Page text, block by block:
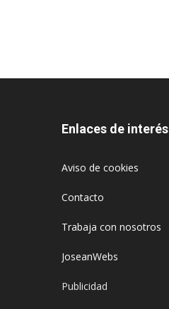
Enlaces de interés
Aviso de cookies
Contacto
Trabaja con nosotros
JoseanWebs
Publicidad